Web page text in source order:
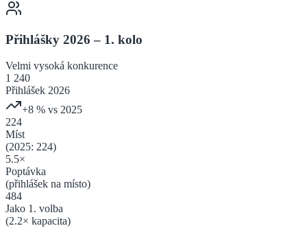
Přihlášky 2026 – 1. kolo
Velmi vysoká konkurence
1 240
Přihlášek 2026
+8 % vs 2025
224
Míst
(2025: 224)
5.5×
Poptávka
(přihlášek na místo)
484
Jako 1. volba
(2.2× kapacita)